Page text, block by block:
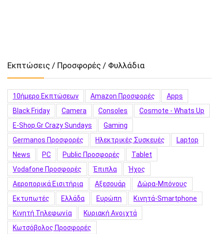
Εκπτώσεις / Προσφορές / Φυλλάδια
10ήμερο Εκπτώσεων Amazon Προσφορές
Apps
Black Friday
Camera Consoles
Cosmote - Whats Up
E-Shop.gr Crazy Sundays
Gaming
Germanos Προσφορές
Hλεκτρικές Συσκευές
Laptop
News
PC Public Προσφορές
Tablet
Vodafone Προσφορές
Έπιπλα
Ήχος
Αεροπορικά Εισιτήρια
Αξεσουάρ
Δώρα-Μπόνους
Εκτυπωτές
Ελλάδα Ευρώπη
Κινητά-Smartphone
Κινητή Τηλεφωνία
Κυριακή Ανοιχτά
Κωτσόβολος Προσφορές